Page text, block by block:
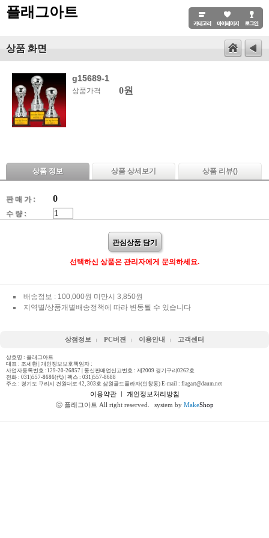
플래그아트
상품 화면
g15689-1
상품가격 0원
상품 정보 상품 상세보기 상품 리뷰()
판 매 가 : 0
수 량 :
관심상품 담기
선택하신 상품은 관리자에게 문의하세요.
배송정보 : 100,000원 미만시 3,850원
지역별/상품개별배송정책에 따라 변동될 수 있습니다
상점정보 PC버젼 이용안내 고객센터
상호명 : 플래그아트
대표 : 조세환 | 개인정보보호책임자 :
사업자등록번호 :129-20-26857 | 통신판매업신고번호 : 제2009 경기구리0262호
전화 : 031)557-8686(代) | 팩스 : 031)557-8688
주소 : 경기도 구리시 건원대로 42, 303호 삼원골드플라자(인창동) E-mail : flagart@daum.net
이용약관ㅣ 개인정보처리방침
ⓒ 플래그아트 All right reserved.
system by MakeShop